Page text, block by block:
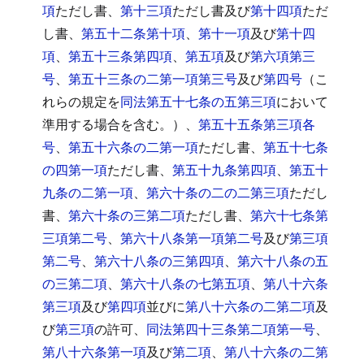
項ただし書、 第十三項ただし書及び第十四項ただ
し書、 第五十二条第十項、 第十一項及び第十四
項、 第五十三条第四項、 第五項及び第六項第三
号、 第五十三条の二第一項第三号及び第四号 （こ
れらの規定を同法第五十七条の五第三項において
準用する場合を含む。）、 第五十五条第三項各
号、 第五十六条の二第一項ただし書、 第五十七条
の四第一項ただし書、 第五十九条第四項、 第五十
九条の二第一項、 第六十条の二の二第三項ただし
書、 第六十条の三第二項ただし書、 第六十七条第
三項第二号、 第六十八条第一項第二号及び第三項
第二号、 第六十八条の三第四項、 第六十八条の五
の三第二項、 第六十八条の七第五項、 第八十六条
第三項及び第四項並びに第八十六条の二第二項及
び第三項の許可、 同法第四十三条第二項第一号、
第八十六条第一項及び第二項、 第八十六条の二第